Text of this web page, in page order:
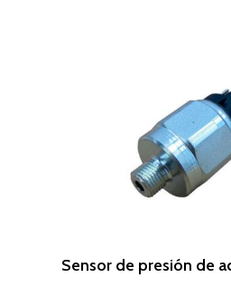
Leer Más
Sensor de presión de